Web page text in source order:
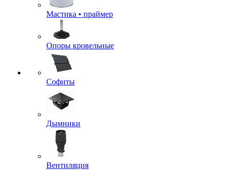
Мастика • праймер
Опоры кровельные
Софиты
Дымники
Вентиляция